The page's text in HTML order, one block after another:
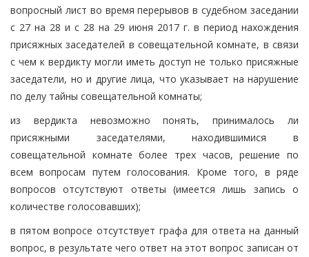
вопросный лист во время перерывов в судебном заседании
с 27 на 28 и с 28 на 29 июня 2017 г. в период нахождения
присяжных заседателей в совещательной комнате, в связи
с чем к вердикту могли иметь доступ не только присяжные
заседатели, но и другие лица, что указывает на нарушение
по делу тайны совещательной комнаты;
из вердикта невозможно понять, принималось ли
присяжными заседателями, находившимися в
совещательной комнате более трех часов, решение по
всем вопросам путем голосования. Кроме того, в ряде
вопросов отсутствуют ответы (имеется лишь запись о
количестве голосовавших);
в пятом вопросе отсутствует графа для ответа на данный
вопрос, в результате чего ответ на этот вопрос записан от